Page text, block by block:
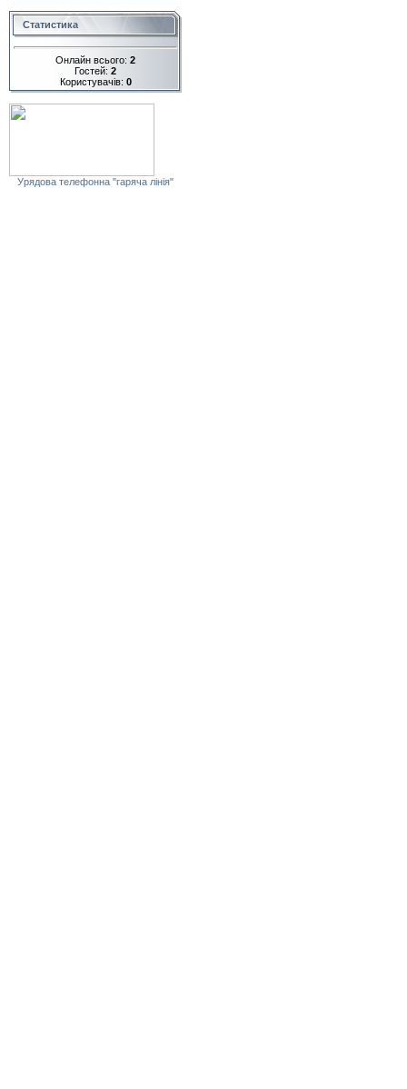
Статистика
Онлайн всього: 2
Гостей: 2
Користувачів: 0
Урядова телефонна "гаряча лінія"